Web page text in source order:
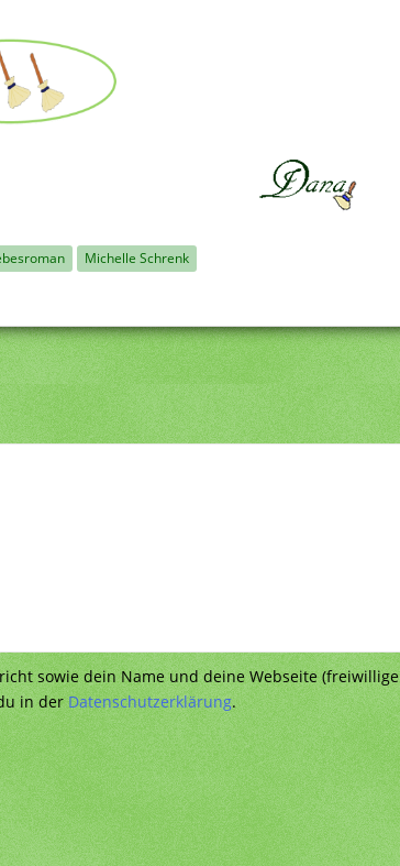
Michelle Schrenk
sowie dein Name und deine Webseite (freiwillige
in derDatenschutzerklärung.